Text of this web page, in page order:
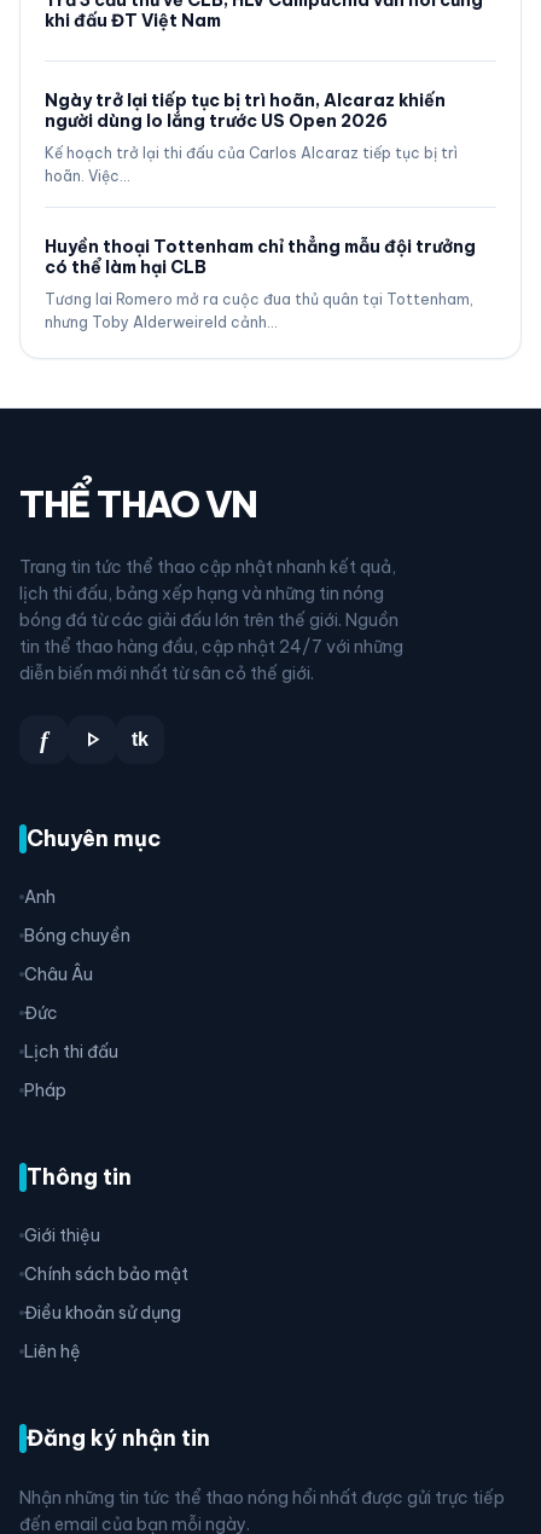
khi đấu ĐT Việt Nam
Ngày trở lại tiếp tục bị trì hoãn, Alcaraz khiến
người dùng lo lắng trước US Open 2026
Kế hoạch trở lại thi đấu của Carlos Alcaraz tiếp tục bị trì
hoãn. Việc…
Huyền thoại Tottenham chỉ thẳng mẫu đội trưởng
có thể làm hại CLB
Tương lai Romero mở ra cuộc đua thủ quân tại Tottenham,
nhưng Toby Alderweireld cảnh…
THỂ THAO VN
Trang tin tức thể thao cập nhật nhanh kết quả,
lịch thi đấu, bảng xếp hạng và những tin nóng
bóng đá từ các giải đấu lớn trên thế giới. Nguồn
tin thể thao hàng đầu, cập nhật 24/7 với những
diễn biến mới nhất từ sân cỏ thế giới.
f play_arrow tk
Chuyên mục
Anh
Bóng chuyền
Châu Âu
Đức
Lịch thi đấu
Pháp
Thông tin
Giới thiệu
Chính sách bảo mật
Điều khoản sử dụng
Liên hệ
Đăng ký nhận tin
Nhận những tin tức thể thao nóng hổi nhất được gửi trực tiếp
đến email của bạn mỗi ngày.